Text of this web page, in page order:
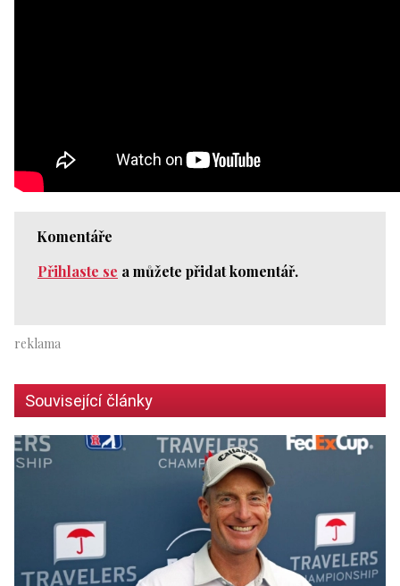
Komentáře
Přihlaste se a můžete přidat komentář.
Související články